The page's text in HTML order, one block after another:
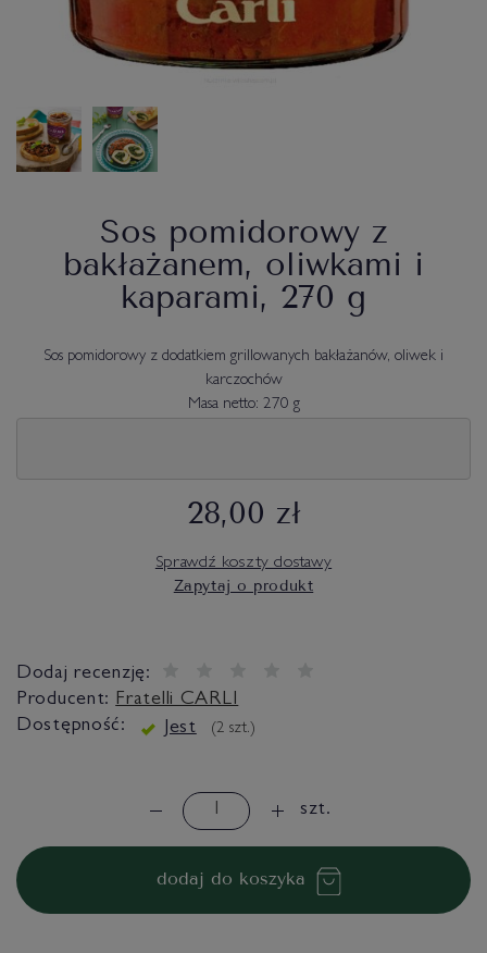
Sos pomidorowy z
bakłażanem, oliwkami i
kaparami, 270 g
Sos pomidorowy z dodatkiem grillowanych bakłażanów, oliwek i
karczochów
Masa netto: 270 g
28,00 zł
Sprawdź koszty dostawy
Zapytaj o produkt
Dodaj recenzję:
Producent: Fratelli CARLI
Dostępność:
Jest ( 2 szt.)
szt.
dodaj do koszyka